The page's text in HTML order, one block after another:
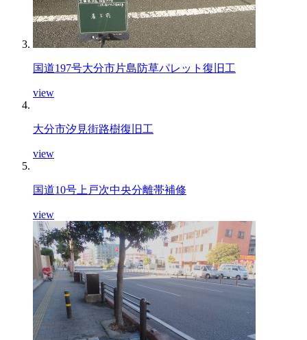
国道197号大分市片島防草パレット復旧工
view
大分市汐見街路樹復旧工
view
国道10号上戸次中央分離帯補修
view